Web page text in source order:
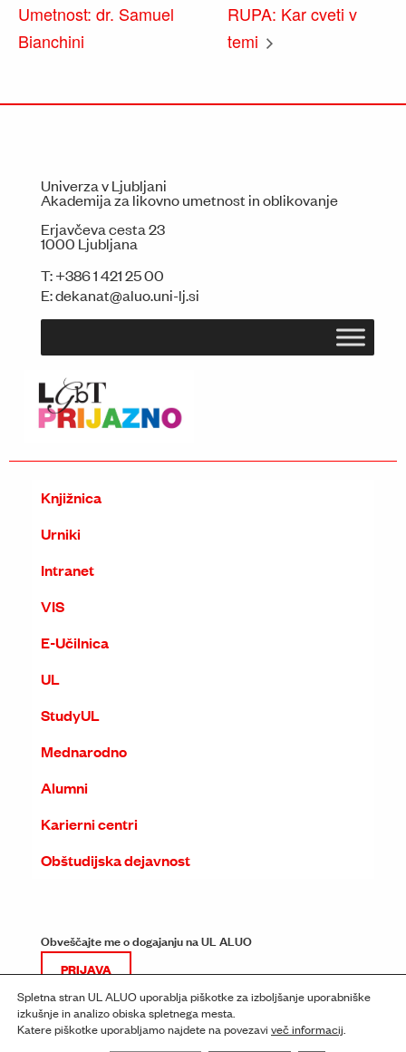
Umetnost: dr. Samuel
Bianchini
RUPA: Kar cveti v
temi
Univerza v Ljubljani
Akademija za likovno umetnost in oblikovanje
Erjavčeva cesta 23
1000 Ljubljana
T:+386 1 421 25 00
E:dekanat@aluo.uni-lj.si
Knjižnica
Urniki
Intranet
VIS
E-Učilnica
UL
StudyUL
Mednarodno
Alumni
Karierni centri
Obštudijska dejavnost
Obveščajte me o dogajanju na UL ALUO
PRIJAVA
Spletna stran UL ALUO uporablja piškotke za izboljšanje uporabniške
izkušnje in analizo obiska spletnega mesta.
Katere piškotke uporabljamo najdete na povezavi več informacij.